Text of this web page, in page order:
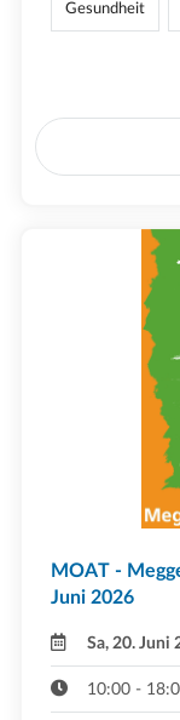
Gesundheit
MOAT -
Juni 2026
Sa, 20. Juni
10:00 -